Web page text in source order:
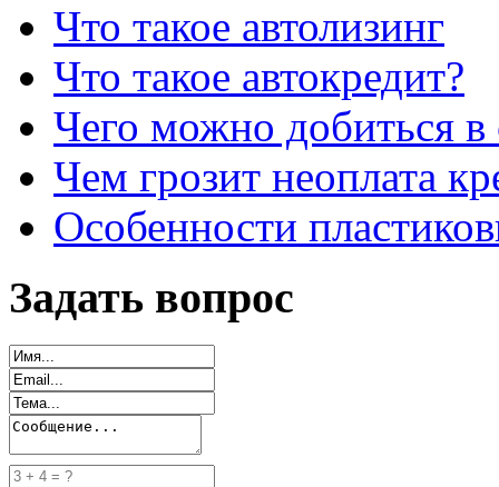
Что такое автолизинг
Что такое автокредит?
Чего можно добиться в
Чем грозит неоплата
Особенности
Задать вопрос